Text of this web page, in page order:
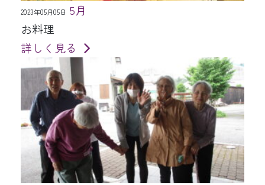
2023年05月05日 5月
お料理
詳しく見る